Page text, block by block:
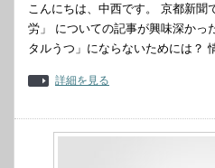
こんにちは、中西です。 京都新聞
労」 についての記事が興味深か
タルうつ」にならないためには
詳細を見る